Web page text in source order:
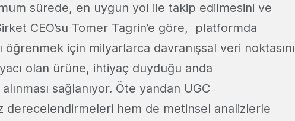
sürede, en uygun yol ile takip edilmesini ve
CEO’su Tomer Tagrin’e göre, platformda
öğrenmek için milyarlarca davranışsal veri noktasını
olan ürüne, ihtiyaç duyduğu anda
sağlanıyor. Öte yandan UGC
derecelendirmeleri hem de metinsel analizlerle